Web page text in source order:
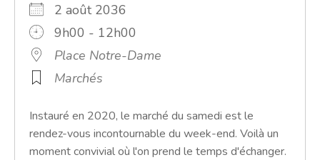
2 août 2036
9h00 - 12h00
Place Notre-Dame
Marchés
Instauré en 2020, le marché du samedi est le
rendez-vous incontournable du week-end. Voilà un
moment convivial où l'on prend le temps d'échanger.